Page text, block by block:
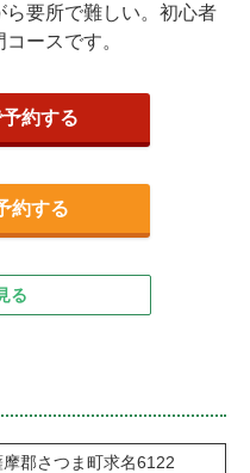
ら要所で難しい。初心者
ースです。
約する
約する
る
摩郡さつま町求名6122